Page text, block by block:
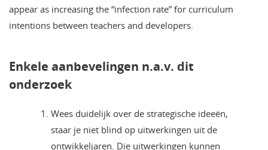
appear as increasing the “infection rate” for curriculum
intentions between teachers and developers.
Enkele aanbevelingen n.a.v. dit
onderzoek
Wees duidelijk over de strategische ideeën,
staar je niet blind op uitwerkingen uit de
ontwikkeljaren. Die uitwerkingen kunnen